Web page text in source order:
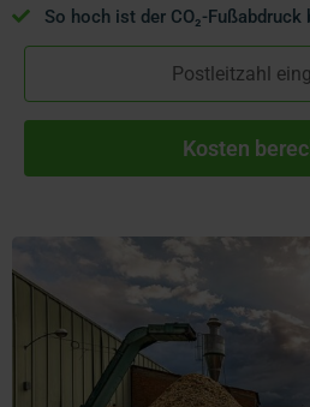
So hoch ist der CO₂-
Kosten